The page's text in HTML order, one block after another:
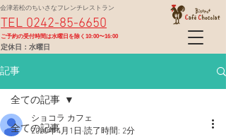
定休日：水曜日
TEL 0242-85-6650
会津若松のちいさなフレンチレストラン
​ご予約の受付時間は水曜日を除く10:00〜16:00
記事
全ての記事
全ての記事
ショコラ カフェ
2020年4月1日 読了時間: 2分